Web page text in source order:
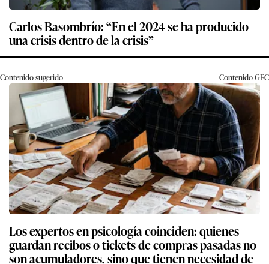
Carlos Basombrío: “En el 2024 se ha producido
una crisis dentro de la crisis”
Contenido sugerido ContenidoGEC
Los expertos en psicología coinciden: quienes
guardan recibos o tickets de compras pasadas no
son acumuladores, sino que tienen necesidad de